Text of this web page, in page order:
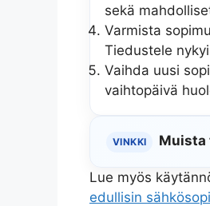
sekä
Varmista
Tiedustele
Vaihda uusi
vaihtopäivä
VINKKI Muista
Lue myös
edullisin